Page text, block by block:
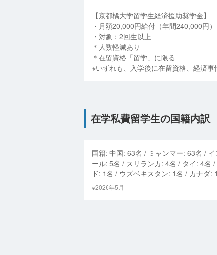
【京都橘大学留学生経済援助奨学金】
・月額20,000円給付（年間240,000円）
・対象：2回生以上
＊人数軽減あり
＊在留資格「留学」に限る
※いずれも、入学後に在留資格、経済
在学私費留学生の国籍内訳
国籍: 中国: 63名 / ミャンマー: 63名 /
ール: 5名 / スリランカ: 4名 / タイ: 4名 /
ド: 1名 / ウズベキスタン: 1名 / カナダ: 1
※2026年5月